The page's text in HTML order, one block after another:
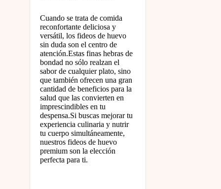
Cuando se trata de comida
reconfortante deliciosa y
versátil, los fideos de huevo
sin duda son el centro de
atención.Estas finas hebras de
bondad no sólo realzan el
sabor de cualquier plato, sino
que también ofrecen una gran
cantidad de beneficios para la
salud que las convierten en
imprescindibles en tu
despensa.Si buscas mejorar tu
experiencia culinaria y nutrir
tu cuerpo simultáneamente,
nuestros fideos de huevo
premium son la elección
perfecta para ti.